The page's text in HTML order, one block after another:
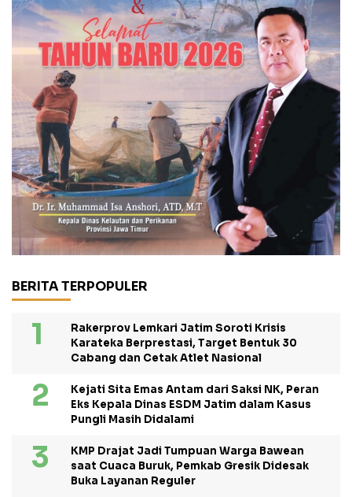
BERITA TERPOPULER
Rakerprov Lemkari Jatim Soroti Krisis
Karateka Berprestasi, Target Bentuk 30
Cabang dan Cetak Atlet Nasional
Kejati Sita Emas Antam dari Saksi NK, Peran
Eks Kepala Dinas ESDM Jatim dalam Kasus
Pungli Masih Didalami
KMP Drajat Jadi Tumpuan Warga Bawean
saat Cuaca Buruk, Pemkab Gresik Didesak
Buka Layanan Reguler